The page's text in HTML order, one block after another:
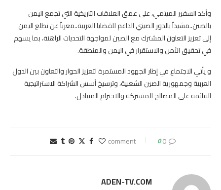
وأكد السفير الميتمي، على عمق العلاقات التاريخية التي تجمع اليمن
بالصين..مشيداً بالدور الصيني الداعم للقضايا العربية..معرباً عن تطلع اليمن
إلى تعزيز التعاون المشترك مع الصين لمواجهة التحديات الراهنة، بما يسهم
في تحقيق الأمن والاستقرار في اليمن والمنطقة.
و يأتي الاجتماع في إطار الجهود المستمرة لتعزيز الحوار والتعاون بين الدول
العربية وجمهورية الصين الشعبية، وترسيخ أسس الشراكة الاستراتيجية
القائمة على المصالح المشتركة والاحترام المتبادل.
0 comment
0
ADEN-TV.COM